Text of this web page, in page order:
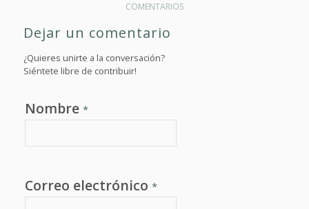
COMENTARIOS
Dejar un comentario
¿Quieres unirte a la conversación?
Siéntete libre de contribuir!
Nombre *
Correo electrónico *